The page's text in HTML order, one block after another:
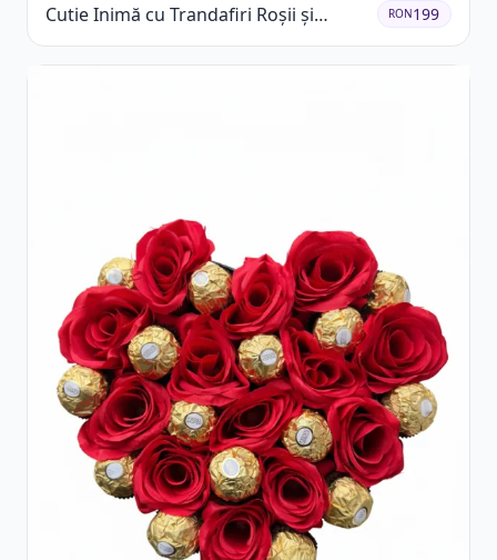
Cutie Inimă cu Trandafiri Roșii și
Raffaello
RON199